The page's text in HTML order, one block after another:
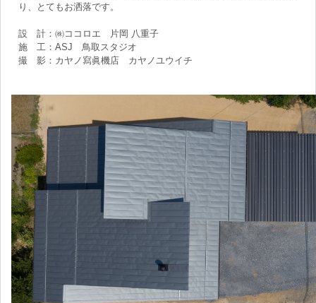
り、とてもお洒落です。
設 計：㈱ココロエ 片岡 八重子
施 工：ASJ 鳥取スタジオ
撮 影：カヤノ寫眞機店 カヤノユウイチ